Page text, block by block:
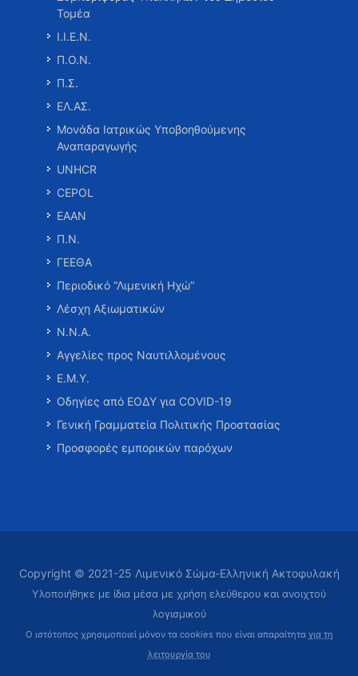
Τομέα
Ι.Ι.Ε.Ν.
Π.Ο.Ν.
Π.Σ.
ΕΛ.ΑΣ.
Μονάδα Ιατρικώς Υποβοηθούμενης
Αναπαραγωγής
UNHCR
CEPOL
ΕΑΑΝ
Π.Ν.
ΓΕΕΘΑ
Περιοδικό “Λιμενική Ηχώ”
Λέσχη Αξιωματικών
Ν.Ν.Α.
Αγγελίες προς Ναυτιλλομένους
Ε.Μ.Υ.
Οδηγίες από ΕΟΔΥ για COVID-19
Γενική Γραμματεία Πολιτικής Προστασίας
Προσφορές εμπορικών παρόχων
Copyright © 2021-25 Λιμενικό Σώμα-Ελληνική Ακτοφυλακή
Υλοποιήθηκε με ίδια μέσα με χρήση ελεύθερου και ανοιχτού
λογισμικού
Ο ιστότοπος χρησιμοποιεί μόνον τα cookies που είναι απαραίτητα για τη
λειτουργία του